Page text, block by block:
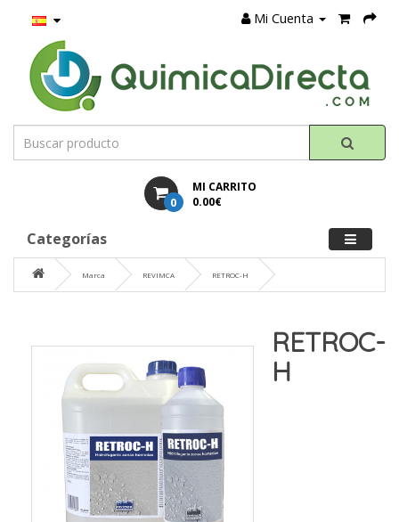
Mi Cuenta
MI CARRITO
0 0.00€
Categorías
Marca REVIMCA RETROC-H
RETROC-
H